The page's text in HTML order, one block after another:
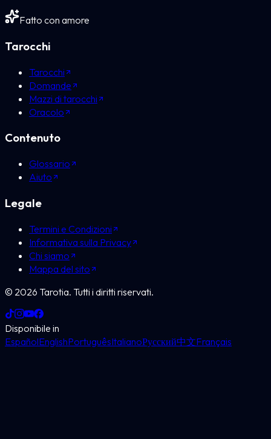
Fatto con amore
Tarocchi
Tarocchi
Domande
Mazzi di tarocchi
Oracolo
Contenuto
Glossario
Aiuto
Legale
Termini e Condizioni
Informativa sulla Privacy
Chi siamo
Mappa del sito
© 2026 Tarotia. Tutti i diritti riservati.
Disponibile in
EspañolEnglishPortuguêsItalianoРусский中文Français